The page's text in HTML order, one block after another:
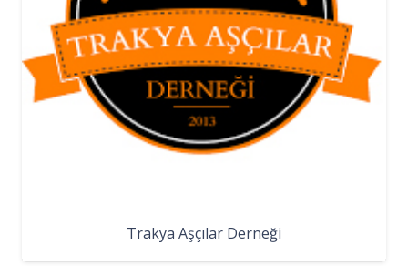
Trakya Aşçılar Derneği